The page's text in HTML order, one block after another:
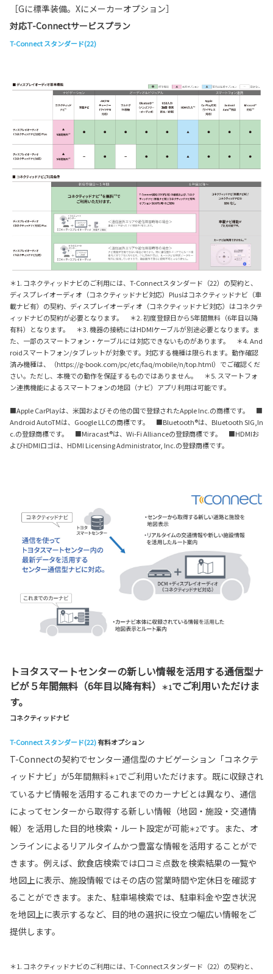
［Gに標準装備。Xにメーカーオプション］
対応T-Connectサービスプラン
T-Connect スタンダード(22)
＊1. コネクティッドナビのご利用には、T-Connectスタンダード（22）の契約と、
ディスプレイオーディオ（コネクティッドナビ対応）Plusはコネクティッドナビ（車
載ナビ有）の契約、ディスプレイオーディオ（コネクティッドナビ対応）はコネクテ
ィッドナビの契約が必要となります。 ＊2. 初度登録日から5年間無料（6年目以降
有料）となります。 ＊3. 機器の接続にはHDMIケーブルが別途必要となります。ま
た、一部のスマートフォン・ケーブルには対応できないものがあります。 ＊4. And
roidスマートフォン/タブレットが対象です。対応する機種は限られます。動作確認
済み機種は、（https://g-book.com/pc/etc/faq/mobile/n/top.html）でご確認くだ
さい。ただし、本機での動作を保証するものではありません。 ＊5. スマートフォ
ン連携機能によるスマートフォンの地図（ナビ）アプリ利用は可能です。
■Apple CarPlayは、米国およびその他の国で登録されたApple Inc.の商標です。 ■
Android AutoTMは、Google LLCの商標です。 ■Bluetooth®︎は、Bluetooth SIG,In
c.の登録商標です。 ■Miracast®は、Wi-Fi Allianceの登録商標です。 ■HDMIお
よびHDMIロゴは、HDMI Licensing Administrator, Inc.の登録商標です。
トヨタスマートセンターの新しい情報を活用する通信型ナ
ビが５年間無料（6年目以降有料）
＊1でご利用いただけま
す。
コネクティッドナビ
T-Connect スタンダード(22)有料オプション
T-Connectの契約でセンター通信型のナビゲーション「コネクテ
ィッドナビ」が5年間無料＊1でご利用いただけます。既に収録され
ているナビ情報を活用するこれまでのカーナビとは異なり、通信
によってセンターから取得する新しい情報（地図・施設・交通情
報）を活用した目的地検索・ルート設定が可能＊2です。また、オ
ンラインによるリアルタイムかつ豊富な情報を活用することがで
きます。例えば、飲食店検索では口コミ点数を検索結果の一覧や
地図上に表示、施設情報ではその店の営業時間や定休日を確認す
ることができます。また、駐車場検索では、駐車料金や空き状況
を地図上に表示するなど、目的地の選択に役立つ幅広い情報をご
提供します。
＊1. コネクティッドナビのご利用には、T-Connectスタンダード（22）の契約と、